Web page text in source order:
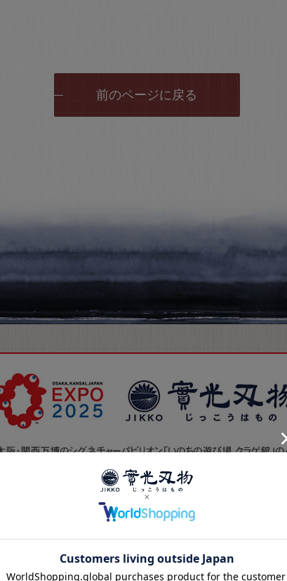
前のページに戻る
公式SNS
實光公式SNSでは、最新情報やおす
すめ商品、包丁の知識をご紹介。